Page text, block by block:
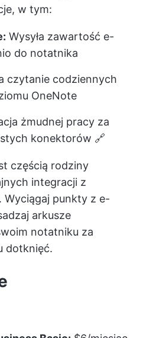
w tym:
Wysyła zawartość e-
do notatnika
czytanie codziennych
OneNote
żmudnej pracy za
konektorów 🔗
częścią rodziny
integracji z
punkty z e-
arkusze
notatniku za
dotknięć.